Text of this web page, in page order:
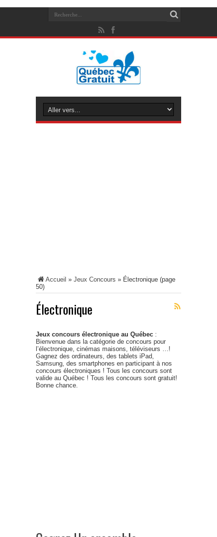
Accueil » Jeux Concours » Électronique (page
50)
Électronique
Jeux concours électronique au Québec :
Bienvenue dans la catégorie de concours pour
l’électronique, cinémas maisons, téléviseurs …!
Gagnez des ordinateurs, des tablets iPad,
Samsung, des smartphones en participant à nos
concours électroniques ! Tous les concours sont
valide au Québec ! Tous les concours sont gratuit!
Bonne chance.